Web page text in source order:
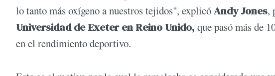
lo tanto más oxígeno a nuestros tejidos", explicóAndy Jones,
Universidad de Exeter en Reino Unido, que pasó más de
en el rendimiento deportivo.